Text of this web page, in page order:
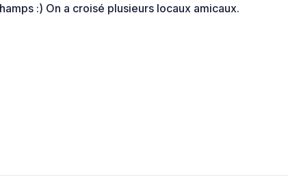
:) On a croisé plusieurs locaux amicaux.